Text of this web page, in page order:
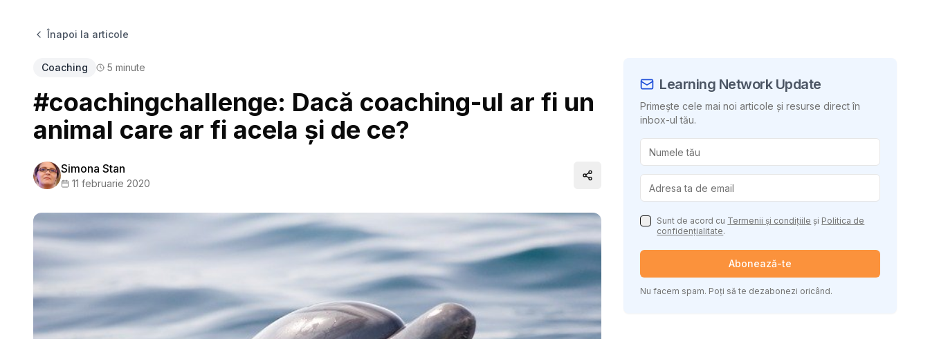
Înapoi la articole
Coaching 5 minute
#coachingchallenge: Dacă coaching-ul ar fi un
animal care ar fi acela și de ce?
Simona Stan
11 februarie 2020 Distribuie conținutul
Learning Network Update
Primește cele mai noi articole și resurse direct în
inbox-ul tău.
Sunt de acord cu Termenii și condițiile și Politica de
confidențialitate.
Abonează-te
Nu facem spam. Poți să te dezabonezi oricând.